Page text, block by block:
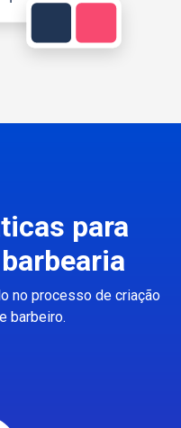
para
no processo de criação
barbeiro.